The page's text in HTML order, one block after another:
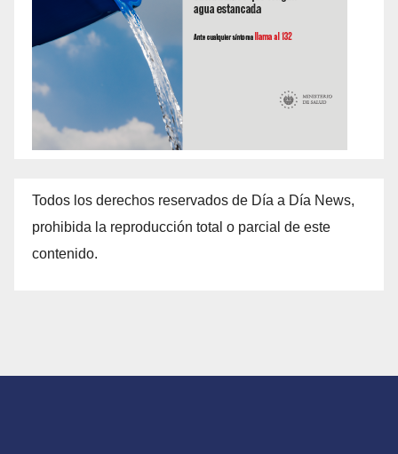
Todos los derechos reservados de Día a Día News,
prohibida la reproducción total o parcial de este
contenido.